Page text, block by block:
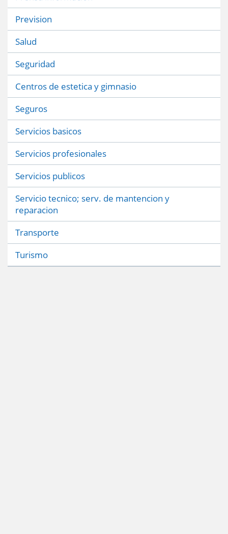
Prevision
Salud
Seguridad
Centros de estetica y gimnasio
Seguros
Servicios basicos
Servicios profesionales
Servicios publicos
Servicio tecnico; serv. de mantencion y
reparacion
Transporte
Turismo